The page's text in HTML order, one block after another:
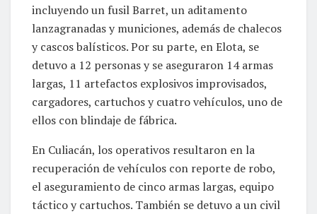
incluyendo un fusil Barret, un aditamento
lanzagranadas y municiones, además de chalecos
y cascos balísticos. Por su parte, en Elota, se
detuvo a 12 personas y se aseguraron 14 armas
largas, 11 artefactos explosivos improvisados,
cargadores, cartuchos y cuatro vehículos, uno de
ellos con blindaje de fábrica.
En Culiacán, los operativos resultaron en la
recuperación de vehículos con reporte de robo,
el aseguramiento de cinco armas largas, equipo
táctico y cartuchos. También se detuvo a un civil